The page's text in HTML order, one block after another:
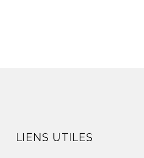
LIENS UTILES